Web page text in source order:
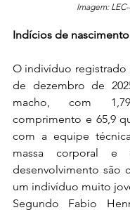
Imagem: LEC-
Indícios de
O indivíduo registrado
de dezembro de
macho, com
comprimento e 65,9
com a equipe
massa corporal
desenvolvimento são
um indivíduo muito
Segundo Fabio